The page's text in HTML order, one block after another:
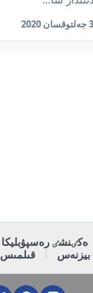
3 جەلتوقسان 2020
ەكٸنشٸ رەسپۋبليكا
بيزنەس قىلمىس